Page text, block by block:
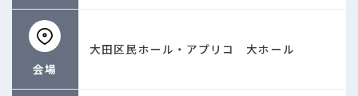
会場
大田区民ホール・アプリコ 大ホール